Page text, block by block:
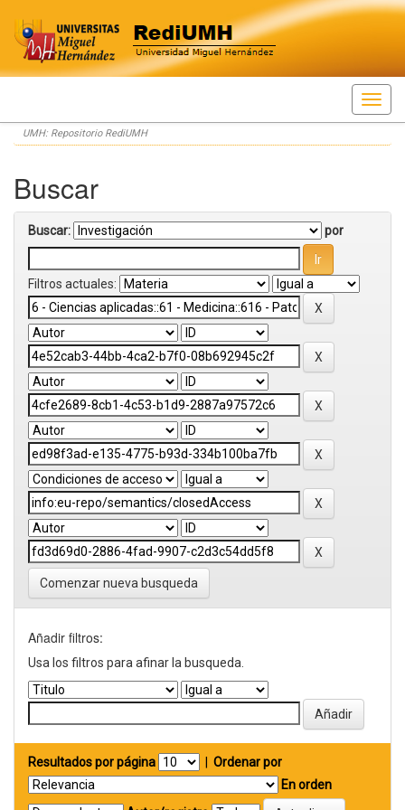
Skip
navigation
UMH: Repositorio RediUMH
Buscar
Buscar: por
Filtros actuales:
Comenzar nueva busqueda
Añadir filtros:
Usa los filtros para afinar la busqueda.
Resultados por página
Ordenar por
En orden